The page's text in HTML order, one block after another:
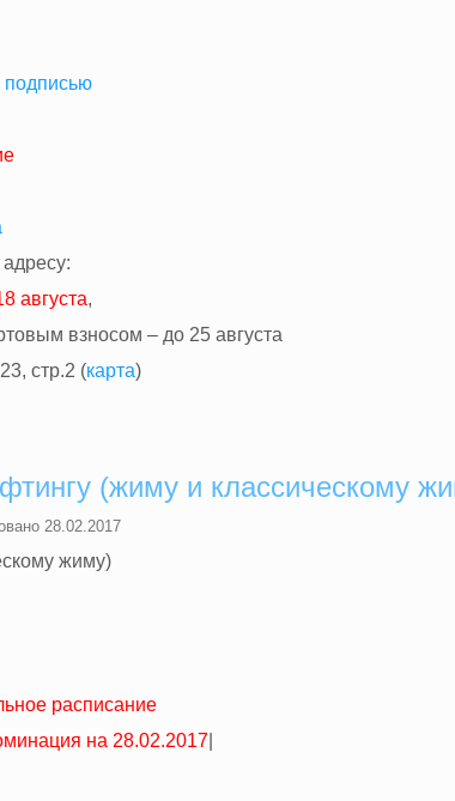
подписью
августа,
взносом – до 25 августа
стр.2 (карта)
(жиму и классическому
28.02.2017
жиму)
расписание
на 28.02.2017